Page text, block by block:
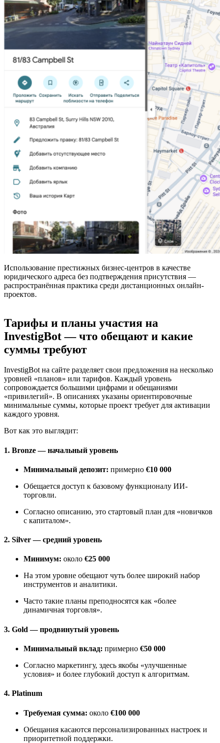
Использование престижных бизнес-центров в качестве
юридического адреса без подтверждения присутствия —
распространённая практика среди дистанционных онлайн-
проектов.
Тарифы и планы участия на
InvestigBot — что обещают и какие
суммы требуют
InvestigBot на сайте разделяет свои предложения на несколько
уровней «планов» или тарифов. Каждый уровень
сопровождается большими цифрами и обещаниями
«привилегий». В описаниях указаны ориентировочные
минимальные суммы, которые проект требует для активации
каждого уровня.
Вот как это выглядит:
1. Bronze — начальный уровень
Минимальный депозит: примерно €10 000
Обещается доступ к базовому функционалу ИИ-
торговли.
Согласно описанию, это стартовый план для «новичков
с капиталом».
2. Silver — средний уровень
Минимум: около €25 000
На этом уровне обещают чуть более широкий набор
инструментов и аналитики.
Часто такие планы преподносятся как «более
динамичная торговля».
3. Gold — продвинутый уровень
Минимальный вклад: примерно €50 000
Согласно маркетингу, здесь якобы «улучшенные
условия» и более глубокий доступ к алгоритмам.
4. Platinum
Требуемая сумма: около €100 000
Обещания касаются персонализированных настроек и
приоритетной поддержки.